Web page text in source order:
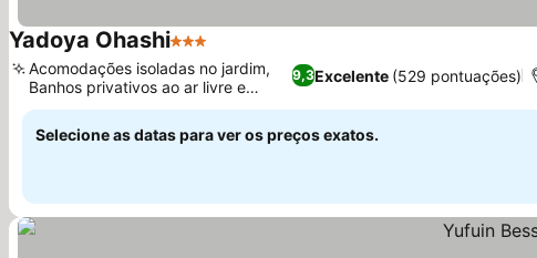
Yadoya Ohashi3 Estrelas
9,3Excelente (529 pontuações)
Acomodações isoladas no jardim,
Banhos privativos ao ar livre e
internos
Selecione as datas para ver os preços exatos.